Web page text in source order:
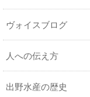
ヴォイスブログ
人への伝え方
出野水産の歴史